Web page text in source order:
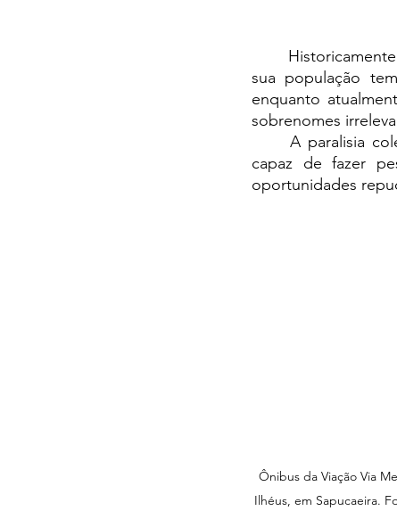
sua população
enquanto
sobrenomes
	A paralisia coletiva aparentemente não é pior que a falta de consciência de classe,
capaz de fazer
oportunidades
Ônibus da Viação Via
Ilhéus, em Sapucaeira.